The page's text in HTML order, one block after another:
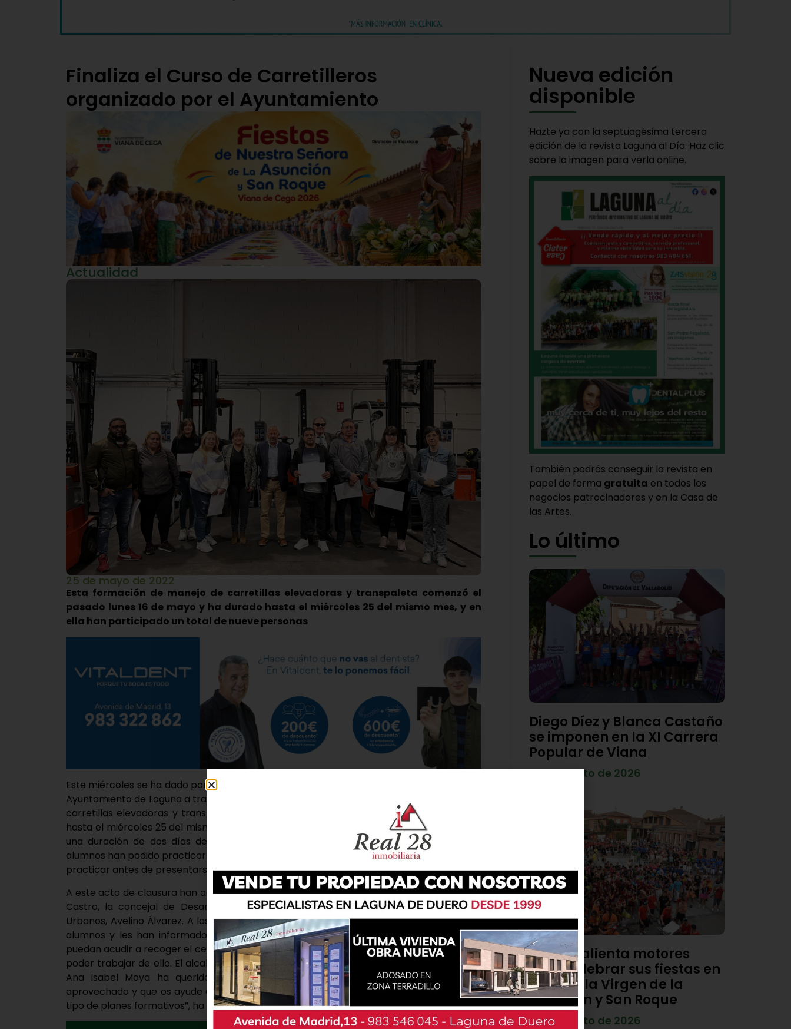
Finaliza el Curso de Carretilleros
organizado por el Ayuntamiento
Actualidad
25 de mayo de 2022
Esta formación de manejo de carretillas elevadoras y transpaleta comenzó el
pasado lunes 16 de mayo y ha durado hasta el miércoles 25 del mismo mes, y en
ella han participado un total de nueve personas
Este miércoles se ha dado por finalizado el curso de carretilleros que había organizado el
Ayuntamiento de Laguna a través de la Concejalía de Desarrollo Local. Esta formación de
carretillas elevadoras y transpaleta comenzó el pasado lunes 16 de mayo y ha durado
hasta el miércoles 25 del mismo mes. En ella han participado nueve alumnos y ha tenido
una duración de dos días de clases teóricas y seis de clases prácticas. Además, los
alumnos han podido practicar con hasta tres máquinas contrapesadas y podrán acudir a
practicar antes de presentarse a una entrevista de trabajo.
A este acto de clausura han acudido el alcalde de Laguna de Duero, Román Rodríguez de
Castro, la concejal de Desarrollo Local, Ana Isabel Moya, y el concejal de Servicios
Urbanos, Avelino Álvarez. A las 12:30 horas han procedido a entregarles el diploma a los
alumnos y les han informado de que se les llamará desde el Ayuntamiento para que
puedan acudir a recoger el certificado y un carnet que les avala durante cinco años para
poder trabajar de ello. El alcalde ha aprovechado para darles la enhorabuena. También
Ana Isabel Moya ha querido agradecerles la participación. “Espero que lo hayáis
aprovechado y que os ayude en vuestra búsqueda de trabajo, que es el objetivo de este
tipo de planes formativos”, ha declarado la concejal.
Nueva edición
disponible
Hazte ya con la septuagésima tercera
edición de la revista Laguna al Día. Haz clic
sobre la imagen para verla online.
También podrás conseguir la revista en
papel de forma gratuita en todos los
negocios patrocinadores y en la Casa de
las Artes.
Lo último
Diego Díez y Blanca Castaño
se imponen en la XI Carrera
Popular de Viana
4 de agosto de 2026
Viana calienta motores
para celebrar sus fiestas en
honor a la Virgen de la
Asunción y San Roque
4 de agosto de 2026